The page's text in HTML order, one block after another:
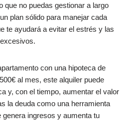
que no puedas gestionar a largo
plan sólido para manejar cada
te ayudará a evitar el estrés y las
con una hipoteca de
al mes, este alquiler puede
y, con el tiempo, aumentar el valor
la deuda como una herramienta
genera ingresos y aumenta tu